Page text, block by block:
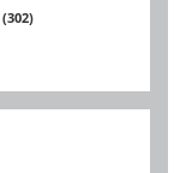
302